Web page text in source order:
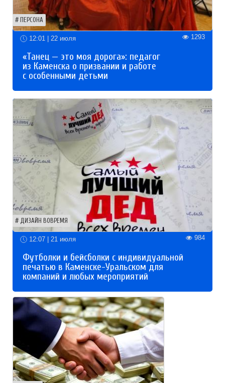
ПЕРСОНА
12:01 | 22 июля 1293
«Танец — это моя дорога»: педагог
из Каменска о призвании и работе
с особенными детьми
ДИЗАЙН ВОВРЕМЯ
12:07 | 21 июля 984
Футболки и бейсболки с индивидуальной
печатью в Каменске-Уральском для
компаний и любых мероприятий